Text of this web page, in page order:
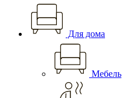
Для дома
Мебель